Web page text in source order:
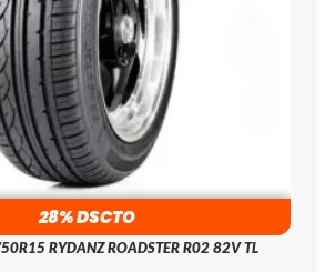
28% DSCTO
RYDANZ ROADSTER R02 82V TL